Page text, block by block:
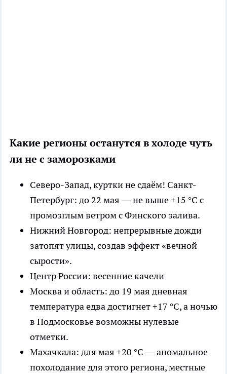
Какие регионы останутся в холоде чуть
ли не с заморозками
Северо-Запад, куртки не сдаём! Санкт-
Петербург: до 22 мая — не выше +15 °C с
промозглым ветром с Финского залива.
Нижний Новгород: непрерывные дожди
затопят улицы, создав эффект «вечной
сырости».
Центр России: весенние качели
Москва и область: до 19 мая дневная
температура едва достигнет +17 °C, а ночью
в Подмосковье возможны нулевые
отметки.
Махачкала: для мая +20 °C — аномальное
похолодание для этого региона, местные